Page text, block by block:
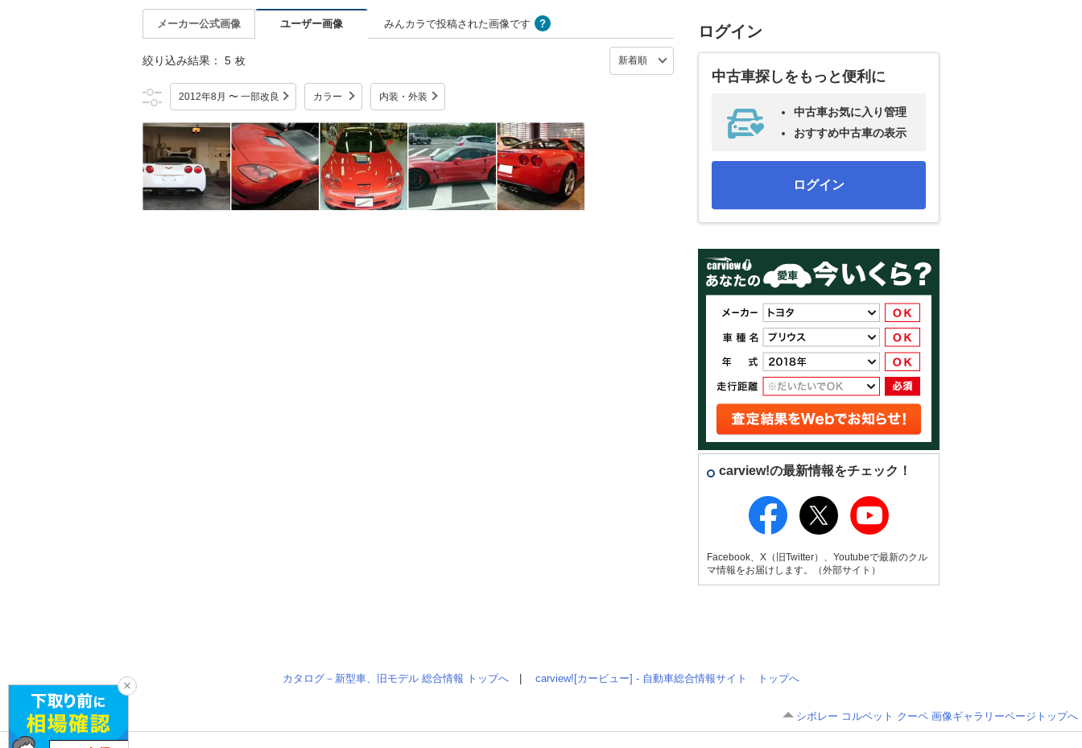
メーカー公式画像 ユーザー画像 みんカラで投稿された画像です
絞り込み結果： 5 枚
2012年8月 〜 一部改良 カラー 内装・外装
ログイン
中古車探しをもっと便利に
中古車お気に入り管理
おすすめ中古車の表示
ログイン
carview!の最新情報をチェック！
Facebook、X（旧Twitter）、Youtubeで最新のクル
マ情報をお届けします。（外部サイト）
カタログ－新型車、旧モデル 総合情報 トップへ carview![カービュー] - 自動車総合情報サイト トップへ
シボレー コルベット クーペ 画像ギャラリーページトップへ